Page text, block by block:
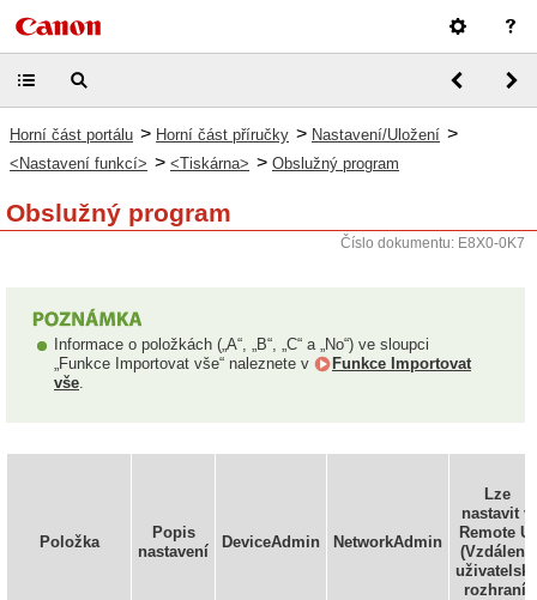
Horní část portálu > Horní část příručky > Nastavení/Uložení >
<Nastavení funkcí> > <Tiskárna> > Obslužný program
Obslužný program
Číslo dokumentu: E8X0-0K7
Informace o položkách („A“, „B“, „C“ a „No“) ve sloupci
„Funkce Importovat vše“ naleznete v
Funkce Importovat
vše.
Položka
Popis
nastavení
DeviceAdmin NetworkAdmin
Lze
nastavit v
Remote UI
(Vzdálené
uživatelské
rozhraní)